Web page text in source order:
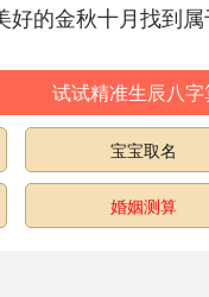
的金秋十月找到
试试精准生辰八字
宝宝取名
婚姻测算